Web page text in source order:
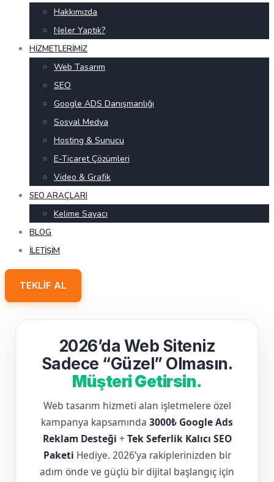
Hakkımızda
Neler Yaptık?
HIZMETLERIMIZ
Web Tasarım
SEO
Google ADS Danışmanlığı
Sosyal Medya
Hosting & Sunucu
E-Ticaret Çözümleri
Video & Grafik
SEO ARAÇLARI
Kelime Sayacı
BLOG
İLETIŞIM
TEKLIF AL
2026’da Web Siteniz
Sadece “Güzel” Olmasın.
Müşteri Getirsin.
Web tasarım hizmeti alan işletmelere özel
kampanya kapsamında 3000₺ Google Ads
Reklam Desteği + Tek Seferlik Kalıcı SEO
Paketi Hediye. 2026’ya rakiplerinizden bir
adım önde ve güçlü bir dijital başlangıç için